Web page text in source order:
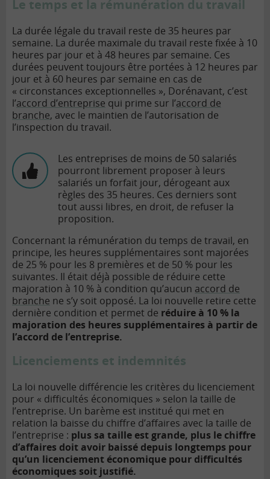
Le temps et la rémunération du travail
La durée légale du travail reste de 35 heures par
semaine. La durée maximale du travail reste fixée à 10
heures par jour et à 48 heures par semaine. Ces
durées peuvent toujours être portées à 12 heures par
jour et à 60 heures par semaine en cas de
« circonstances exceptionnelles », Dorénavant, c’est
l’accord d’entreprise qui prime sur l’accord de
branche, avec le maintien de l’autorisation de
l’inspection du travail.
Les entreprises de moins de 50 salariés
pourront librement proposer à leurs
salariés un forfait jour, dérogeant aux
règles des 35 heures. Ces derniers sont
tout aussi libres, en droit, de refuser la
proposition.
Concernant la rémunération du temps de travail, en
principe, les heures supplémentaires sont majorées
de 25 % pour les 8 premières et de 50 % pour les
suivantes. Il était déjà possible de réduire cette
majoration à 10 % à condition qu’aucun accord de
branche ne s’y soit opposé. La loi nouvelle retire cette
dernière condition et permet de réduire à 10 % la
majoration des heures supplémentaires à partir de
l’accord de l’entreprise.
Licenciements et indemnités
La loi nouvelle différencie les critères du licenciement
pour « difficultés économiques » selon la taille de
l’entreprise. Un barème est institué qui met en
relation la baisse du chiffre d’affaires avec la taille de
l’entreprise : plus sa taille est grande, plus le chiffre
d’affaires doit avoir baissé depuis longtemps pour
qu’un licenciement économique pour difficultés
économiques soit justifié.